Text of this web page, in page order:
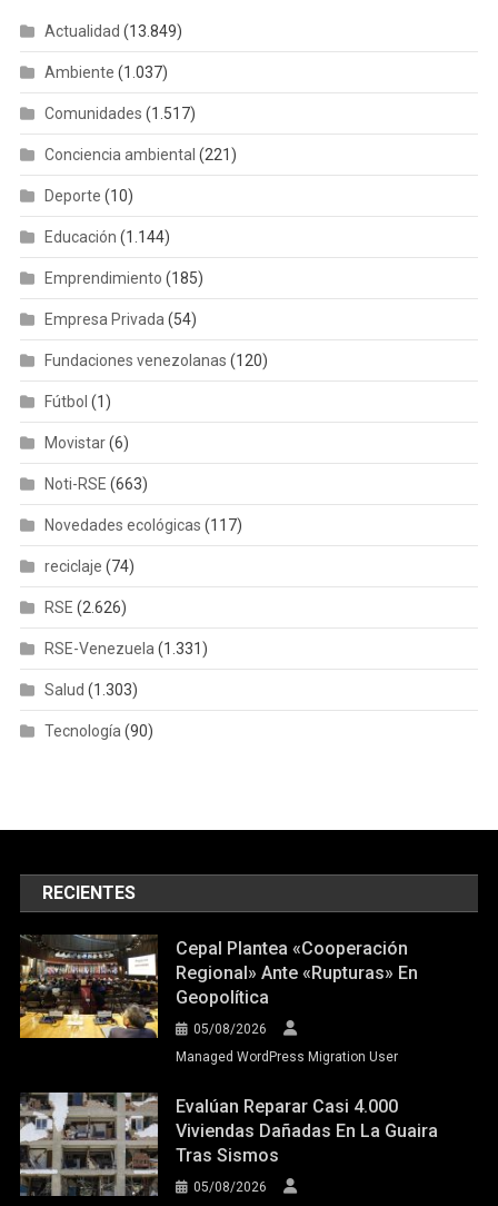
Actualidad (13.849)
Ambiente (1.037)
Comunidades (1.517)
Conciencia ambiental (221)
Deporte (10)
Educación (1.144)
Emprendimiento (185)
Empresa Privada(54)
Fundaciones venezolanas (120)
Fútbol (1)
Movistar(6)
Noti-RSE (663)
Novedades ecológicas (117)
reciclaje (74)
RSE (2.626)
RSE-Venezuela(1.331)
Salud (1.303)
Tecnología(90)
RECIENTES
Cepal Plantea «cooperación
Regional» Ante «rupturas» En
Geopolítica
05/08/2026
Managed WordPress Migration User
Evalúan Reparar Casi 4.000
Viviendas Dañadas En La Guaira
Tras Sismos
05/08/2026